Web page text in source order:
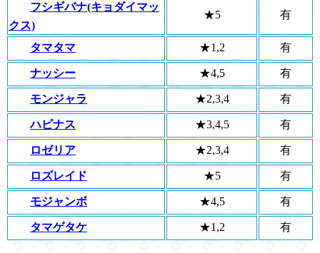
フシギバナ(キョダイマッ
クス)
★5 有
タマタマ ★1,2 有
ナッシー ★4,5 有
モンジャラ ★2,3,4 有
ハピナス ★3,4,5 有
ロゼリア ★2,3,4 有
ロズレイド ★5 有
モジャンボ ★4,5 有
タマゲタケ ★1,2 有